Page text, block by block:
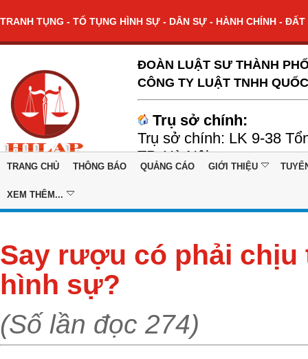
TRANH TỤNG - TỐ TỤNG HÌNH SỰ - DÂN SỰ - HÀNH CHÍNH -
ĐOÀN LUẬT SƯ THÀNH
CÔNG TY LUẬT TNHH
Trụ sở chính:
Trụ sở chính: LK 9-38
TP. Hà Nội
TRANG CHỦ THÔNG BÁO QUẢNG CÁO GIỚI THIỆU
XEM THÊM...
Say rượu có phải chịu
hình sự?
(Số lần đọc 274)